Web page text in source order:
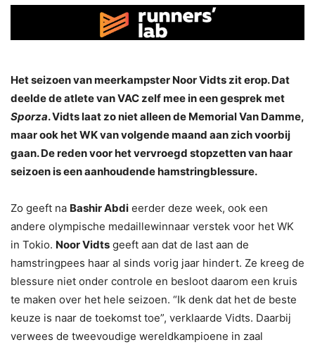
Het seizoen van meerkampster Noor Vidts zit erop. Dat
deelde de atlete van VAC zelf mee in een gesprek met
Sporza. Vidts laat zo niet alleen de Memorial Van Damme,
maar ook het WK van volgende maand aan zich voorbij
gaan. De reden voor het vervroegd stopzetten van haar
seizoen is een aanhoudende hamstringblessure.
Zo geeft na Bashir Abdi eerder deze week, ook een
andere olympische medaillewinnaar verstek voor het WK
in Tokio. Noor Vidts geeft aan dat de last aan de
hamstringpees haar al sinds vorig jaar hindert. Ze kreeg de
blessure niet onder controle en besloot daarom een kruis
te maken over het hele seizoen. “Ik denk dat het de beste
keuze is naar de toekomst toe”, verklaarde Vidts. Daarbij
verwees de tweevoudige wereldkampioene in zaal